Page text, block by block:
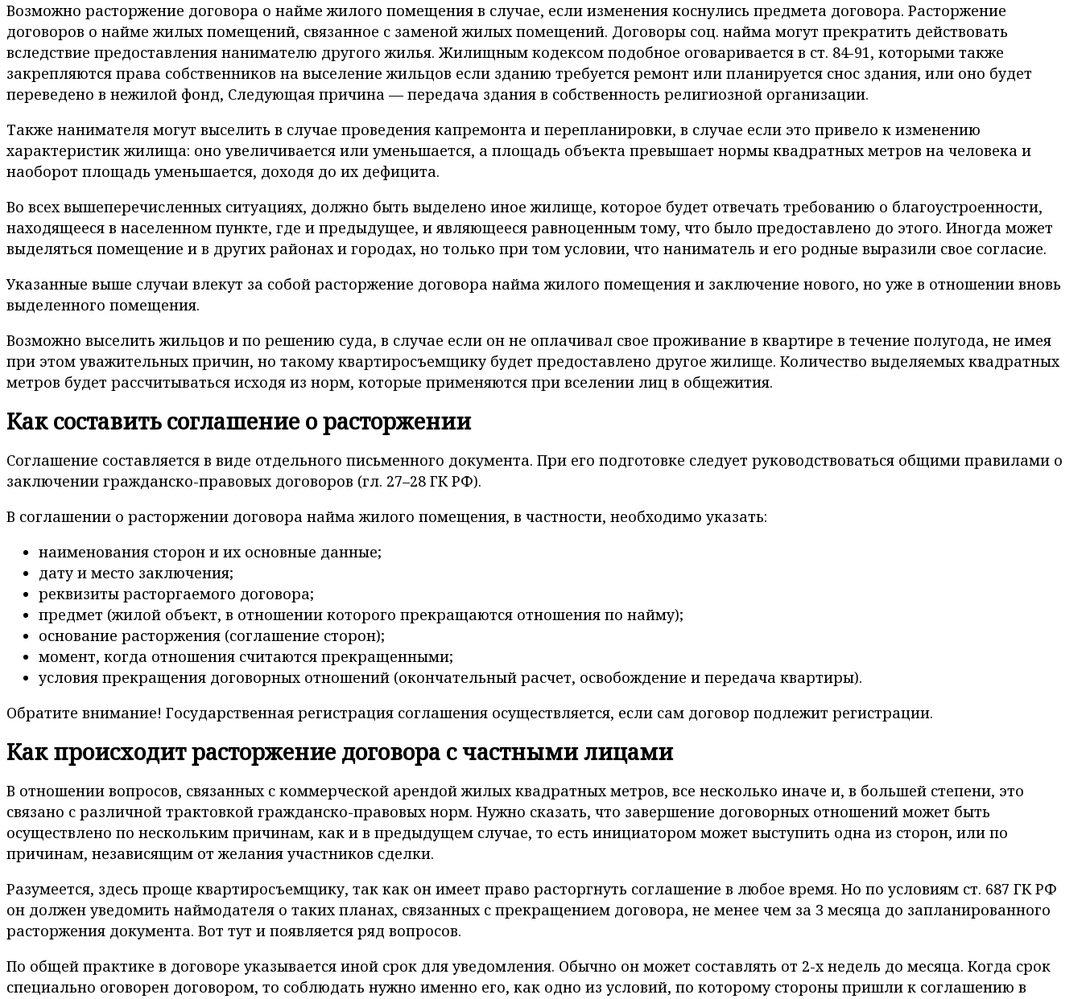
Возможно расторжение договора о найме жилого помещения в случае, если изменения коснулись предмета договора. Расторжение
договоров о найме жилых помещений, связанное с заменой жилых помещений. Договоры соц. найма могут прекратить действовать
вследствие предоставления нанимателю другого жилья. Жилищным кодексом подобное оговаривается в ст. 84-91, которыми также
закрепляются права собственников на выселение жильцов если зданию требуется ремонт или планируется снос здания, или оно будет
переведено в нежилой фонд, Следующая причина — передача здания в собственность религиозной организации.
Также нанимателя могут выселить в случае проведения капремонта и перепланировки, в случае если это привело к изменению
характеристик жилища: оно увеличивается или уменьшается, а площадь объекта превышает нормы квадратных метров на человека и
наоборот площадь уменьшается, доходя до их дефицита.
Во всех вышеперечисленных ситуациях, должно быть выделено иное жилище, которое будет отвечать требованию о благоустроенности,
находящееся в населенном пункте, где и предыдущее, и являющееся равноценным тому, что было предоставлено до этого. Иногда может
выделяться помещение и в других районах и городах, но только при том условии, что наниматель и его родные выразили свое согласие.
Указанные выше случаи влекут за собой расторжение договора найма жилого помещения и заключение нового, но уже в отношении вновь
выделенного помещения.
Возможно выселить жильцов и по решению суда, в случае если он не оплачивал свое проживание в квартире в течение полугода, не имея
при этом уважительных причин, но такому квартиросъемщику будет предоставлено другое жилище. Количество выделяемых квадратных
метров будет рассчитываться исходя из норм, которые применяются при вселении лиц в общежития.
Как составить соглашение о расторжении
Соглашение составляется в виде отдельного письменного документа. При его подготовке следует руководствоваться общими правилами о
заключении гражданско-правовых договоров (гл. 27–28 ГК РФ).
В соглашении о расторжении договора найма жилого помещения, в частности, необходимо указать:
наименования сторон и их основные данные;
дату и место заключения;
реквизиты расторгаемого договора;
предмет (жилой объект, в отношении которого прекращаются отношения по найму);
основание расторжения (соглашение сторон);
момент, когда отношения считаются прекращенными;
условия прекращения договорных отношений (окончательный расчет, освобождение и передача квартиры).
Обратите внимание! Государственная регистрация соглашения осуществляется, если сам договор подлежит регистрации.
Как происходит расторжение договора с частными лицами
В отношении вопросов, связанных с коммерческой арендой жилых квадратных метров, все несколько иначе и, в большей степени, это
связано с различной трактовкой гражданско-правовых норм. Нужно сказать, что завершение договорных отношений может быть
осуществлено по нескольким причинам, как и в предыдущем случае, то есть инициатором может выступить одна из сторон, или по
причинам, независящим от желания участников сделки.
Разумеется, здесь проще квартиросъемщику, так как он имеет право расторгнуть соглашение в любое время. Но по условиям ст. 687 ГК РФ
он должен уведомить наймодателя о таких планах, связанных с прекращением договора, не менее чем за 3 месяца до запланированного
расторжения документа. Вот тут и появляется ряд вопросов.
По общей практике в договоре указывается иной срок для уведомления. Обычно он может составлять от 2-х недель до месяца. Когда срок
специально оговорен договором, то соблюдать нужно именно его, как одно из условий, по которому стороны пришли к соглашению в